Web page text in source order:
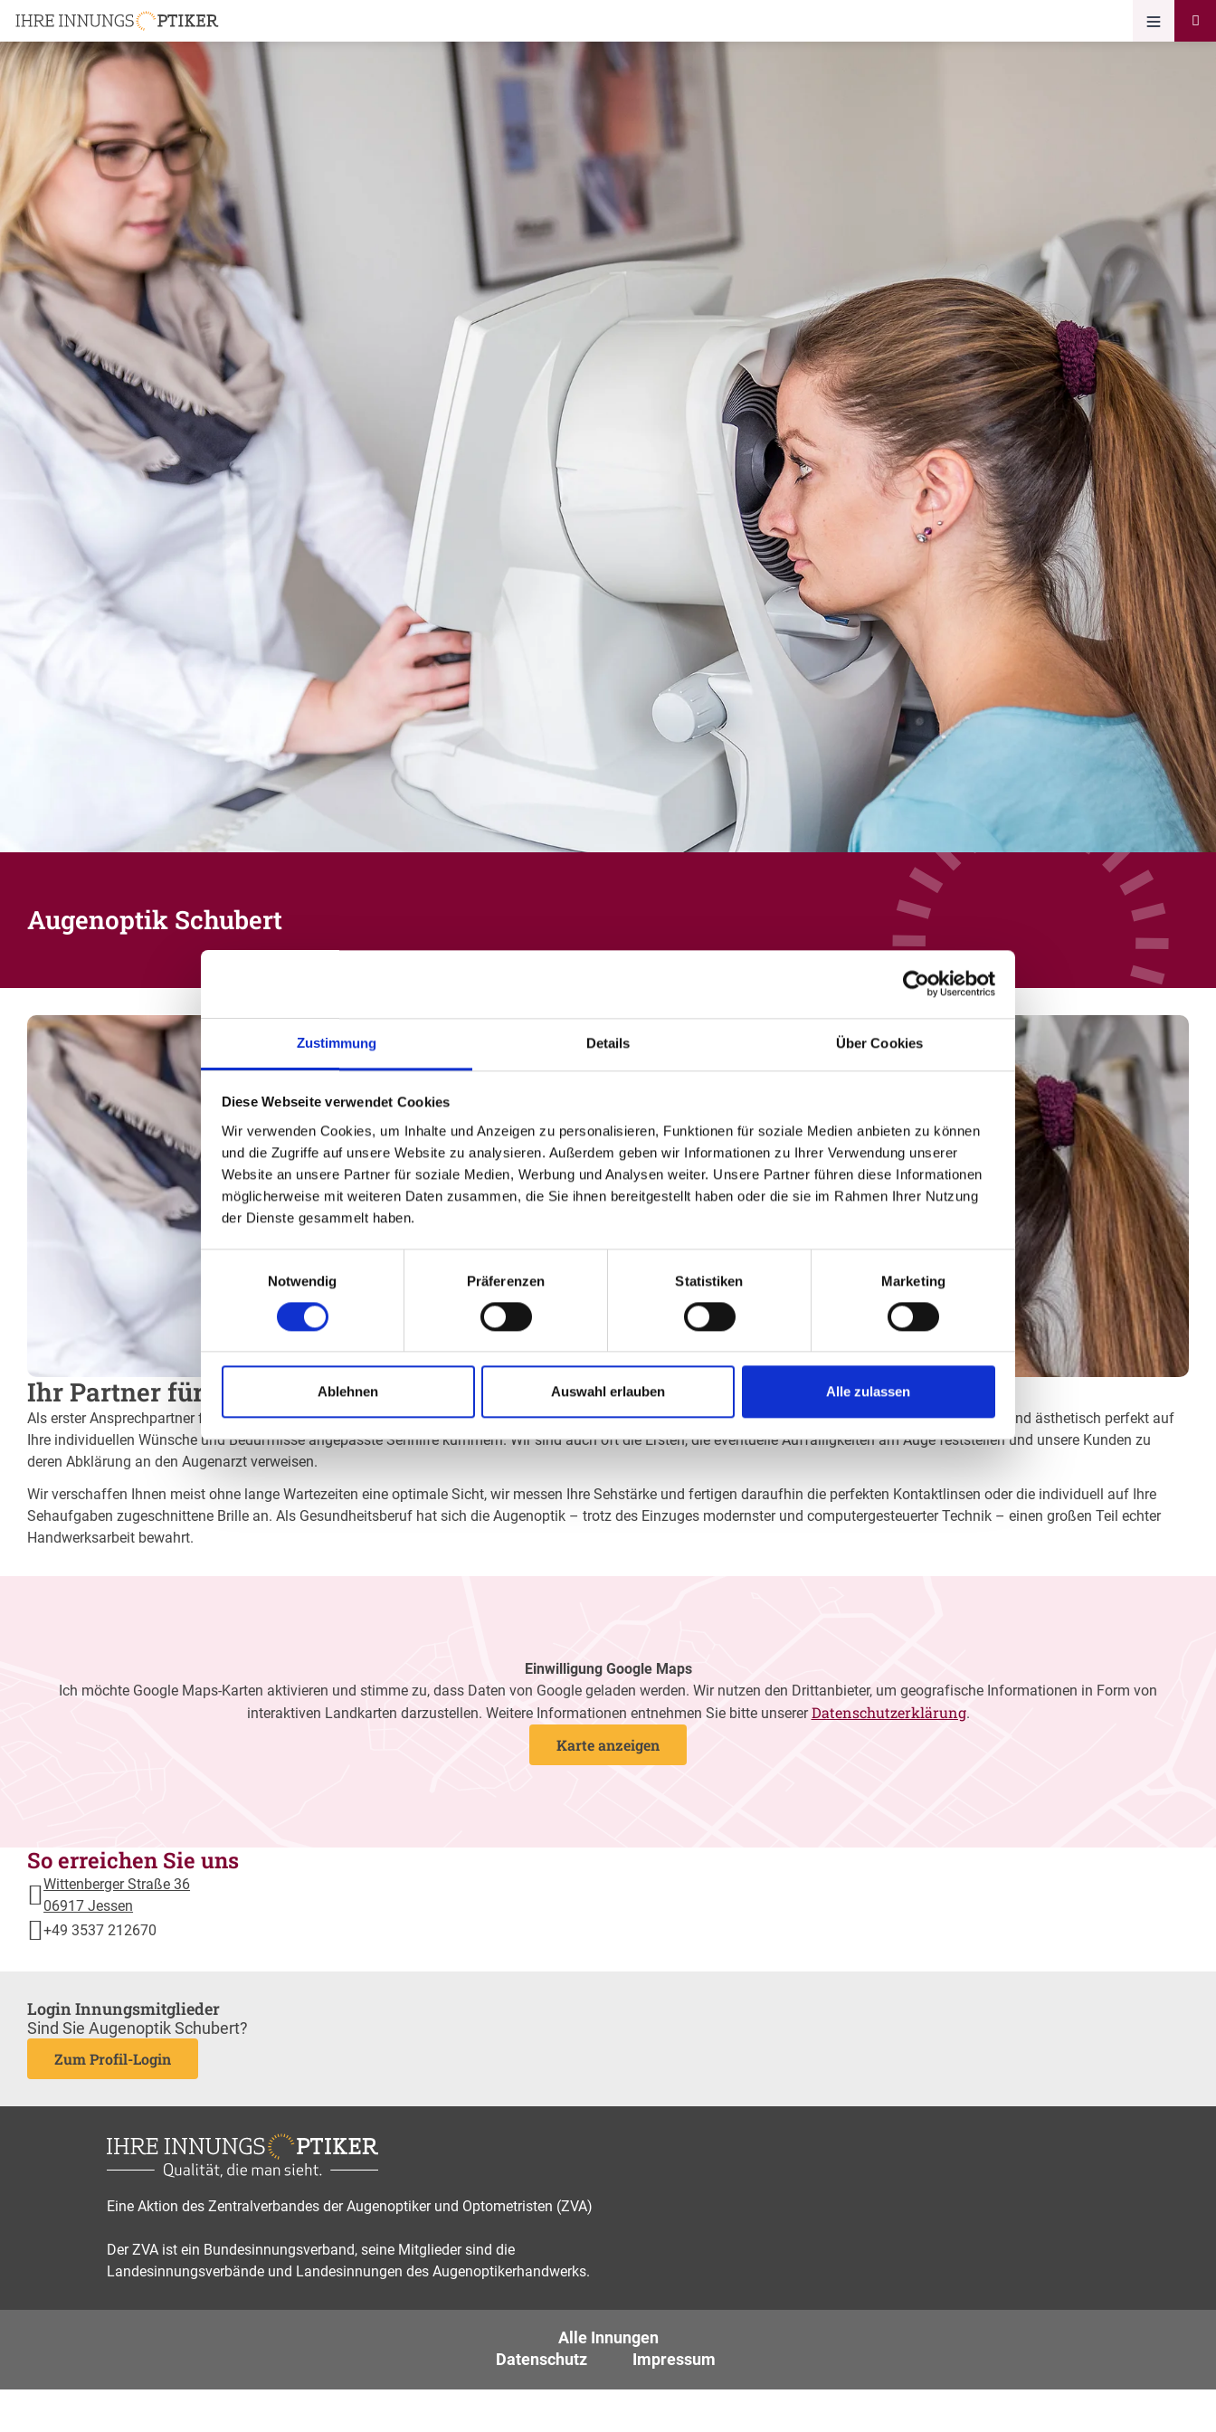
Zustimmung Details Über Cookies
Diese Webseite verwendet Cookies
Wir verwenden Cookies, um Inhalte und Anzeigen zu personalisieren, Funktionen für soziale Medien anbieten zu können
und die Zugriffe auf unsere Website zu analysieren. Außerdem geben wir Informationen zu Ihrer Verwendung unserer
Website an unsere Partner für soziale Medien, Werbung und Analysen weiter. Unsere Partner führen diese Informationen
möglicherweise mit weiteren Daten zusammen, die Sie ihnen bereitgestellt haben oder die sie im Rahmen Ihrer Nutzung
der Dienste gesammelt haben.
Notwendig
Präferenzen Statistiken Marketing
Ablehnen Auswahl erlauben Alle zulassen
Augenoptik Schubert
Ihr Partner für optimales Sehen in Jessen
Als erster Ansprechpartner für das gute Sehen sind wir als Augenoptiker in Jessen mehr als „nur“ diejenigen, die sich um die jeweilige optisch, anatomisch und ästhetisch perfekt auf
Ihre individuellen Wünsche und Bedürfnisse angepasste Sehhilfe kümmern. Wir sind auch oft die Ersten, die eventuelle Auffälligkeiten am Auge feststellen und unsere Kunden zu
deren Abklärung an den Augenarzt verweisen.
Wir verschaffen Ihnen meist ohne lange Wartezeiten eine optimale Sicht, wir messen Ihre Sehstärke und fertigen daraufhin die perfekten Kontaktlinsen oder die individuell auf Ihre
Sehaufgaben zugeschnittene Brille an. Als Gesundheitsberuf hat sich die Augenoptik – trotz des Einzuges modernster und computergesteuerter Technik – einen großen Teil echter
Handwerksarbeit bewahrt.
Einwilligung Google Maps
Ich möchte Google Maps-Karten aktivieren und stimme zu, dass Daten von Google geladen werden. Wir nutzen den Drittanbieter, um geografische Informationen in Form von
interaktiven Landkarten darzustellen. Weitere Informationen entnehmen Sie bitte unsererDatenschutzerklärung.
Karte anzeigen
So erreichen Sie uns
Wittenberger Straße 36
06917 Jessen
+49 3537 212670
Login Innungsmitglieder
Sind Sie Augenoptik Schubert?
Zum Profil-Login
Eine Aktion des Zentralverbandes der Augenoptiker und Optometristen (ZVA)
Der ZVA ist ein Bundesinnungsverband, seine Mitglieder sind die
Landesinnungsverbände und Landesinnungen des Augenoptikerhandwerks.
Alle Innungen
Datenschutz
Impressum